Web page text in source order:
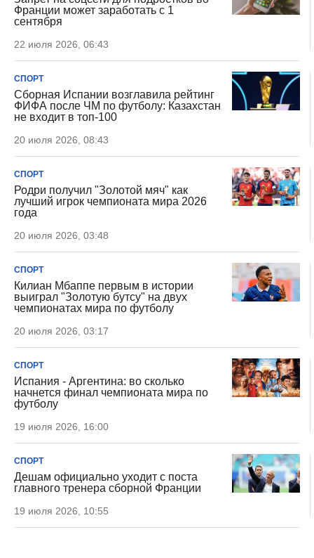
Франции может заработать с 1
сентября
22 июля 2026, 06:43
СПОРТ
Сборная Испании возглавила рейтинг
ФИФА после ЧМ по футболу: Казахстан
не входит в топ-100
20 июля 2026, 08:43
СПОРТ
Родри получил "Золотой мяч" как
лучший игрок чемпионата мира 2026
года
20 июля 2026, 03:48
СПОРТ
Килиан Мбаппе первым в истории
выиграл "Золотую бутсу" на двух
чемпионатах мира по футболу
20 июля 2026, 03:17
СПОРТ
Испания - Аргентина: во сколько
начнется финал чемпионата мира по
футболу
19 июля 2026, 16:00
СПОРТ
Дешам официально уходит с поста
главного тренера сборной Франции
19 июля 2026, 10:55